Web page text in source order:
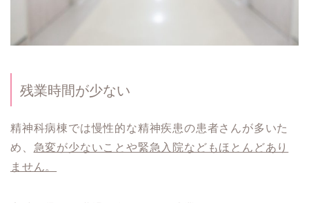
残業時間が少ない
精神科病棟では慢性的な精神疾患の患者さんが多いた
め、 急変が少ないことや緊急入院などもほとんどあり
ません。